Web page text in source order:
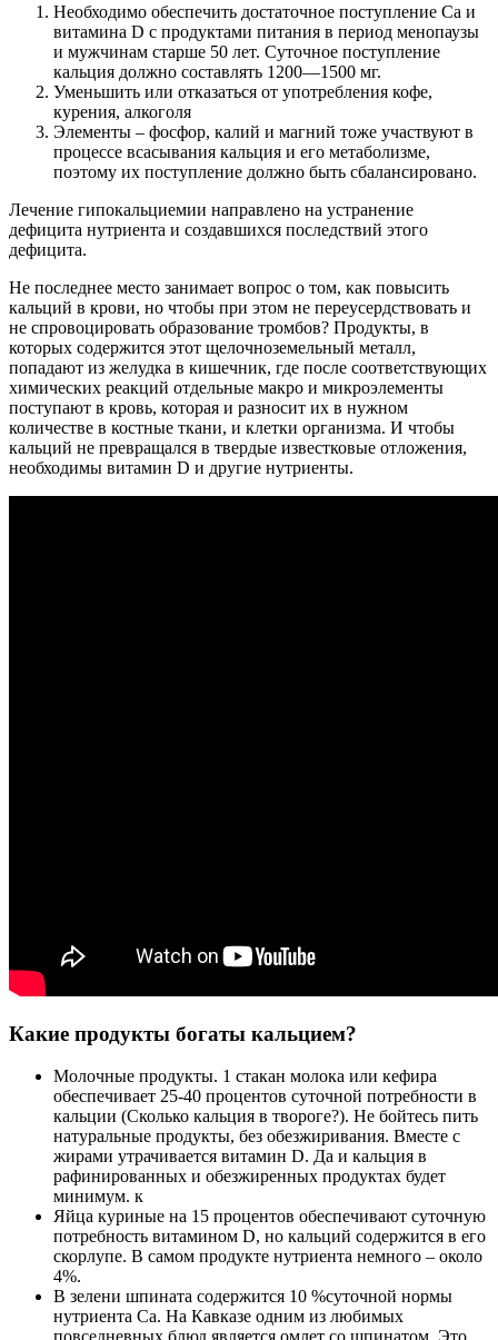
Необходимо обеспечить достаточное поступление Са и
витамина D с продуктами питания в период менопаузы
и мужчинам старше 50 лет. Суточное поступление
кальция должно составлять 1200—1500 мг.
Уменьшить или отказаться от употребления кофе,
курения, алкоголя
Элементы – фосфор, калий и магний тоже участвуют в
процессе всасывания кальция и его метаболизме,
поэтому их поступление должно быть сбалансировано.
Лечение гипокальциемии направлено на устранение
дефицита нутриента и создавшихся последствий этого
дефицита.
Не последнее место занимает вопрос о том, как повысить
кальций в крови, но чтобы при этом не переусердствовать и
не спровоцировать образование тромбов? Продукты, в
которых содержится этот щелочноземельный металл,
попадают из желудка в кишечник, где после соответствующих
химических реакций отдельные макро и микроэлементы
поступают в кровь, которая и разносит их в нужном
количестве в костные ткани, и клетки организма. И чтобы
кальций не превращался в твердые известковые отложения,
необходимы витамин D и другие нутриенты.
Какие продукты богаты кальцием?
Молочные продукты. 1 стакан молока или кефира
обеспечивает 25-40 процентов суточной потребности в
кальции (Сколько кальция в твороге?). Не бойтесь пить
натуральные продукты, без обезжиривания. Вместе с
жирами утрачивается витамин D. Да и кальция в
рафинированных и обезжиренных продуктах будет
минимум. к
Яйца куриные на 15 процентов обеспечивают суточную
потребность витамином D, но кальций содержится в его
скорлупе. В самом продукте нутриента немного – около
4%.
В зелени шпината содержится 10 %суточной нормы
нутриента Ca. На Кавказе одним из любимых